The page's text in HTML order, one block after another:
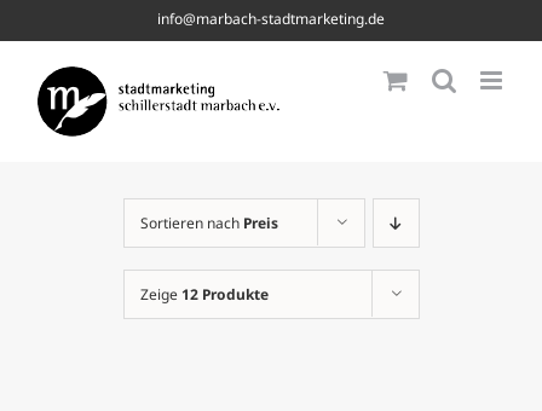
to
content
info@marbach-stadtmarketing.de
Sortieren nach Preis
Zeige 12 Produkte